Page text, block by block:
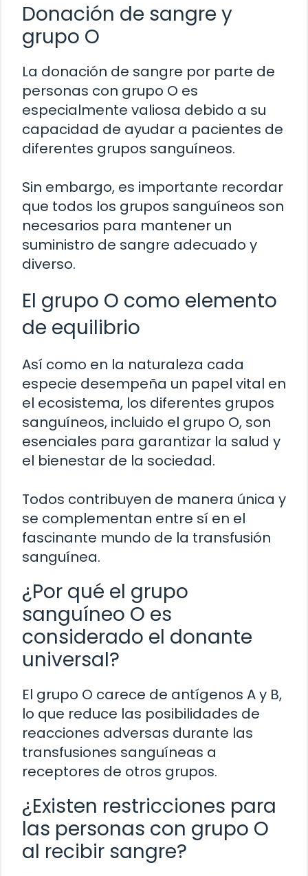
Donación de sangre y
grupo O
La donación de sangre por parte de
personas con grupo O es
especialmente valiosa debido a su
capacidad de ayudar a pacientes de
diferentes grupos sanguíneos.
Sin embargo, es importante recordar
que todos los grupos sanguíneos son
necesarios para mantener un
suministro de sangre adecuado y
diverso.
El grupo O como elemento
de equilibrio
Así como en la naturaleza cada
especie desempeña un papel vital en
el ecosistema, los diferentes grupos
sanguíneos, incluido el grupo O, son
esenciales para garantizar la salud y
el bienestar de la sociedad.
Todos contribuyen de manera única y
se complementan entre sí en el
fascinante mundo de la transfusión
sanguínea.
¿Por qué el grupo
sanguíneo O es
considerado el donante
universal?
El grupo O carece de antígenos A y B,
lo que reduce las posibilidades de
reacciones adversas durante las
transfusiones sanguíneas a
receptores de otros grupos.
¿Existen restricciones para
las personas con grupo O
al recibir sangre?